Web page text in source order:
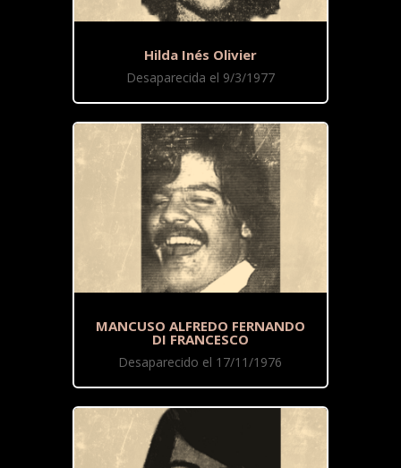
Hilda Inés Olivier
Desaparecida el 9/3/1977
MANCUSO ALFREDO FERNANDO
DI FRANCESCO
Desaparecido el 17/11/1976